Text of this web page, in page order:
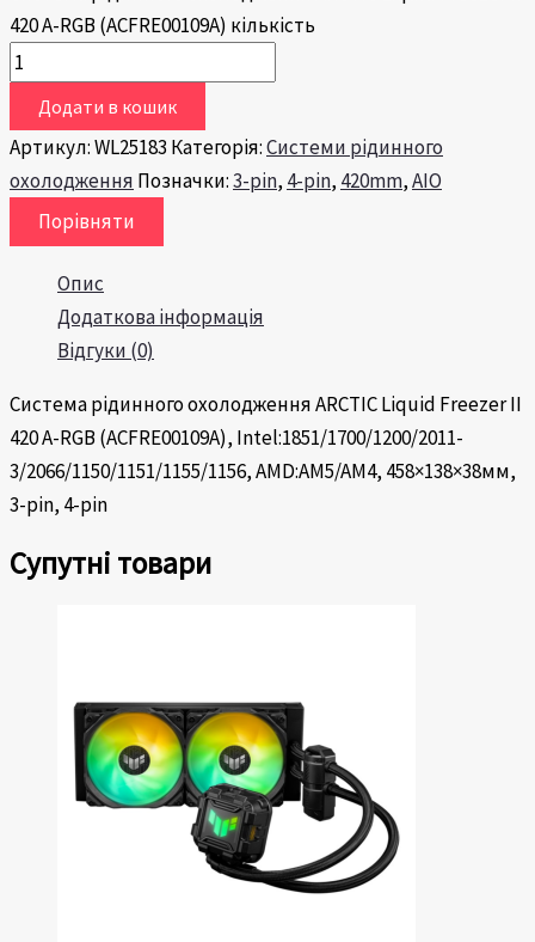
420 A-RGB (ACFRE00109A) кількість
Додати в кошик
Артикул:WL25183 Категорія:Системи рідинного
охолодження Позначки:3-pin, 4-pin, 420mm,AIO
Порівняти
Опис
Додаткова інформація
Відгуки (0)
Система рідинного охолодження ARCTIC Liquid Freezer II
420 A-RGB (ACFRE00109A), Intel:1851/1700/1200/2011-
3/2066/1150/1151/1155/1156, AMD:AM5/AM4, 458×138×38мм,
3-pin, 4-pin
Супутні товари